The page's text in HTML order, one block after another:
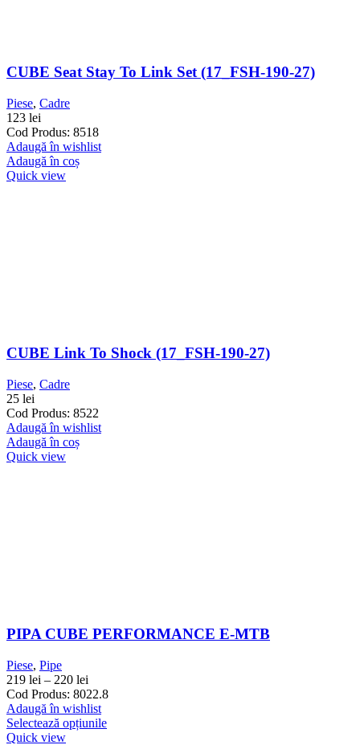
CUBE Seat Stay To Link Set (17_FSH-190-27)
Piese, Cadre
123 lei
Cod Produs: 8518
Adaugă în wishlist
Adaugă în coș
Quick view
CUBE Link To Shock (17_FSH-190-27)
Piese, Cadre
25 lei
Cod Produs: 8522
Adaugă în wishlist
Adaugă în coș
Quick view
PIPA CUBE PERFORMANCE E-MTB
Piese, Pipe
219 lei – 220 lei
Cod Produs: 8022.8
Adaugă în wishlist
Selectează opțiunile
Quick view